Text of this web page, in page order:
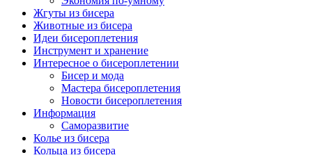
Жгуты из бисера
Животные из бисера
Идеи бисероплетения
Инструмент и хранение
Интересное о бисероплетении
Бисер и мода
Мастера бисероплетения
Новости бисероплетения
Информация
Саморазвитие
Колье из бисера
Кольца из бисера